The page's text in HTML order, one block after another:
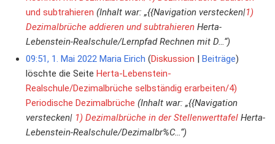
und subtrahieren (Inhalt war: „{{Navigation verstecken|1)
Dezimalbrüche addieren und subtrahierenHerta-
Lebenstein-Realschule/Lernpfad Rechnen mit D…“)
09:51, 1. Mai 2022 Maria Eirich Diskussion
Beiträge
löschte die Seite Herta-Lebenstein-
Realschule/Dezimalbrüche selbständig erarbeiten/4)
Periodische Dezimalbrüche (Inhalt war: „{{Navigation
verstecken| 1) Dezimalbrüche in der StellenwerttafelHerta-
Lebenstein-Realschule/Dezimalbr%C…“)